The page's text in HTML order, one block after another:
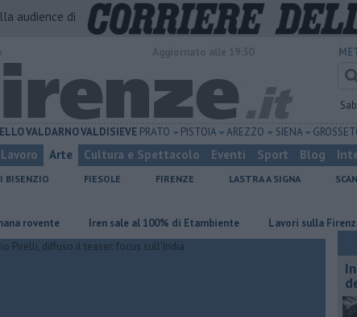
audience di
VALDARNOVALDISIEVE PRATO PISTOIA AREZZO SIENA
Lavoro Arte Cultura e Spettacolo Eventi Sport Blog
BISENZIO FIESOLE FIRENZE LASTRA A SIGNA
Iren sale al 100% di Etambiente Lavori sulla Firenze-